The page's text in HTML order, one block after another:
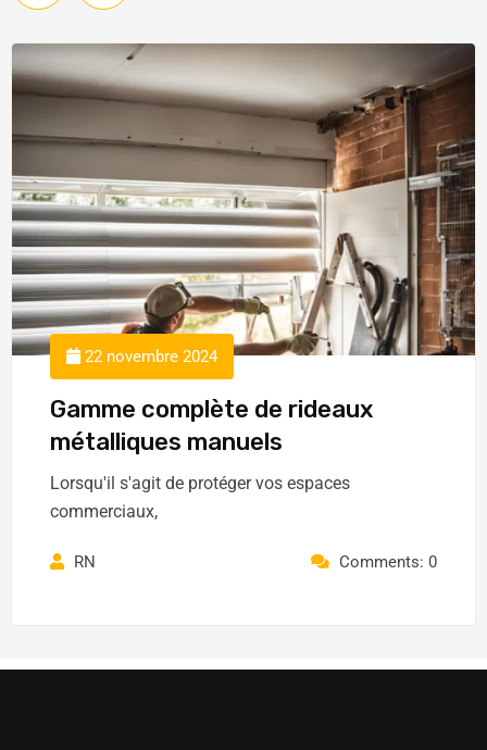
22 novembre 2024
Gamme complète de rideaux
métalliques manuels
Lorsqu'il s'agit de protéger vos espaces
commerciaux,
RN Comments: 0